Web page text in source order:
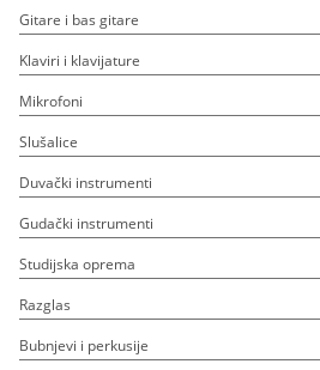
Gitare i bas gitare
Klaviri i klavijature
Mikrofoni
Slušalice
Duvački instrumenti
Gudački instrumenti
Studijska oprema
Razglas
Bubnjevi i perkusije